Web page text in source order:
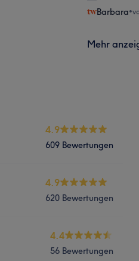
Barbara•
Mehr
4.9
609 Bewertungen
4.9
620 Bewertungen
4.4
56 Bewertungen